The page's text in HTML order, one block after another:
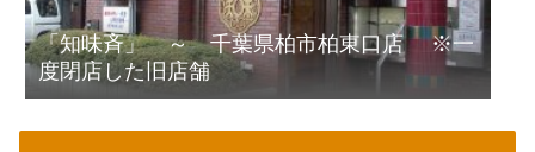
「知味斉」 ～ 千葉県柏市柏東口店 ※一
度閉店した旧店舗